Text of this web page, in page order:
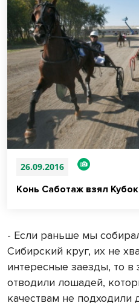
26.09.2016
Конь Саботаж взял
- Если раньше мы
Сибирский круг, их не
интересные заезды, то
отводили лошадей,
качествам не подходили